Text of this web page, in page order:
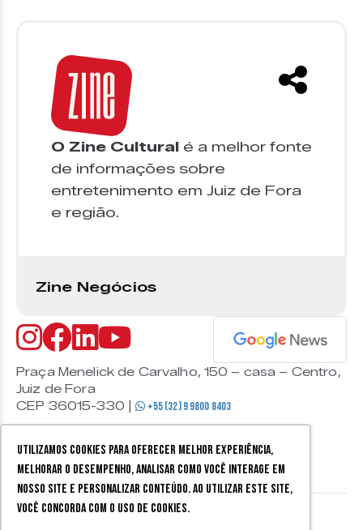
Utilizamos cookies para oferecer melhor experiência,
melhorar o desempenho, analisar como você interage em
nosso site e personalizar conteúdo. Ao utilizar este site,
você concorda com o uso de cookies.
O Zine Cultural é a melhor fonte
de informações sobre
entretenimento em Juiz de Fora
e região.
Zine Negócios
Praça Menelick de Carvalho, 150 – casa – Centro,
Juiz de Fora
CEP 36015-330 |
+55 (32) 9 9800 8403